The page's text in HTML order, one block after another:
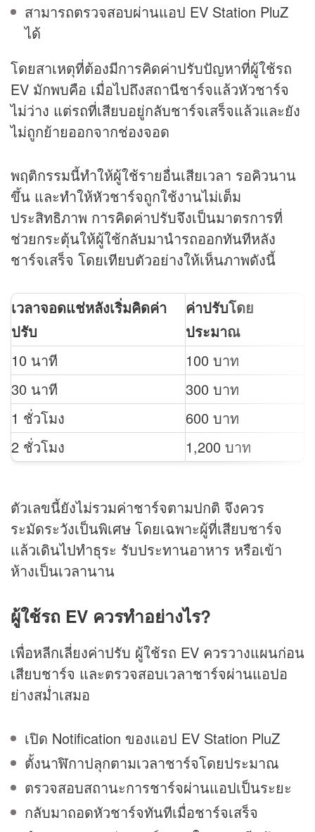
สามารถตรวจสอบผ่านแอป EV Station PluZ
ได้
โดยสาเหตุที่ต้องมีการคิดค่าปรับปัญหาที่ผู้ใช้รถ
EV มักพบคือ เมื่อไปถึงสถานีชาร์จแล้วหัวชาร์จ
ไม่ว่าง แต่รถที่เสียบอยู่กลับชาร์จเสร็จแล้วและยัง
ไม่ถูกย้ายออกจากช่องจอด
พฤติกรรมนี้ทำให้ผู้ใช้รายอื่นเสียเวลา รอคิวนาน
ขึ้น และทำให้หัวชาร์จถูกใช้งานไม่เต็ม
ประสิทธิภาพ การคิดค่าปรับจึงเป็นมาตรการที่
ช่วยกระตุ้นให้ผู้ใช้กลับมานำรถออกทันทีหลัง
ชาร์จเสร็จ โดยเทียบตัวอย่างให้เห็นภาพดังนี้
เวลาจอดแช่หลังเริ่มคิดค่า
ปรับ
ค่าปรับโดย
ประมาณ
10 นาที
100 บาท
30 นาที
300 บาท
1 ชั่วโมง
600 บาท
2 ชั่วโมง
1,200 บาท
ตัวเลขนี้ยังไม่รวมค่าชาร์จตามปกติ จึงควร
ระมัดระวังเป็นพิเศษ โดยเฉพาะผู้ที่เสียบชาร์จ
แล้วเดินไปทำธุระ รับประทานอาหาร หรือเข้า
ห้างเป็นเวลานาน
ผู้ใช้รถ EV ควรทำอย่างไร?
เพื่อหลีกเลี่ยงค่าปรับ ผู้ใช้รถ EV ควรวางแผนก่อน
เสียบชาร์จ และตรวจสอบเวลาชาร์จผ่านแอปอ
ย่างสม่ำเสมอ
เปิด Notification ของแอป EV Station PluZ
ตั้งนาฬิกาปลุกตามเวลาชาร์จโดยประมาณ
ตรวจสอบสถานะการชาร์จผ่านแอปเป็นระยะ
กลับมาถอดหัวชาร์จทันทีเมื่อชาร์จเสร็จ